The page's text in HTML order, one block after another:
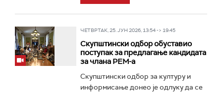
ЧЕТВРТАК, 25. ЈУН 2026, 13:54 -> 19:45
Скупштински одбор обуставио
поступак за предлагање кандидата
за члана РЕМ-а
Скупштински одбор за културу и
информисање донео је одлуку да се